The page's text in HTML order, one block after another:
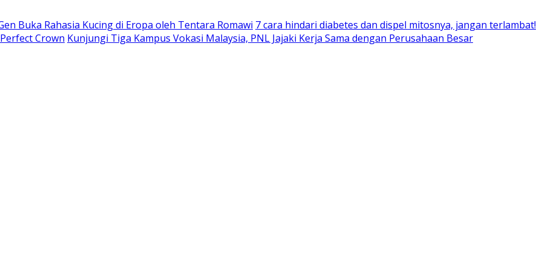
Buka Rahasia Kucing di Eropa oleh Tentara Romawi 7 cara hindari diabetes dan dispel mitosnya, jangan terlambat!
Crown Kunjungi Tiga Kampus Vokasi Malaysia, PNL Jajaki Kerja Sama dengan Perusahaan Besar